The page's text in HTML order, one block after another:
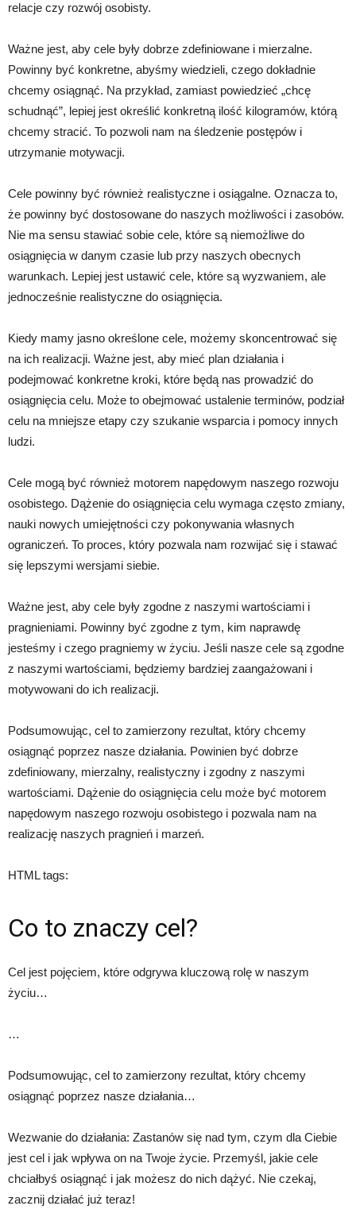
relacje czy rozwój osobisty.
Ważne jest, aby cele były dobrze zdefiniowane i mierzalne.
Powinny być konkretne, abyśmy wiedzieli, czego dokładnie
chcemy osiągnąć. Na przykład, zamiast powiedzieć „chcę
schudnąć”, lepiej jest określić konkretną ilość kilogramów, którą
chcemy stracić. To pozwoli nam na śledzenie postępów i
utrzymanie motywacji.
Cele powinny być również realistyczne i osiągalne. Oznacza to,
że powinny być dostosowane do naszych możliwości i zasobów.
Nie ma sensu stawiać sobie cele, które są niemożliwe do
osiągnięcia w danym czasie lub przy naszych obecnych
warunkach. Lepiej jest ustawić cele, które są wyzwaniem, ale
jednocześnie realistyczne do osiągnięcia.
Kiedy mamy jasno określone cele, możemy skoncentrować się
na ich realizacji. Ważne jest, aby mieć plan działania i
podejmować konkretne kroki, które będą nas prowadzić do
osiągnięcia celu. Może to obejmować ustalenie terminów, podział
celu na mniejsze etapy czy szukanie wsparcia i pomocy innych
ludzi.
Cele mogą być również motorem napędowym naszego rozwoju
osobistego. Dążenie do osiągnięcia celu wymaga często zmiany,
nauki nowych umiejętności czy pokonywania własnych
ograniczeń. To proces, który pozwala nam rozwijać się i stawać
się lepszymi wersjami siebie.
Ważne jest, aby cele były zgodne z naszymi wartościami i
pragnieniami. Powinny być zgodne z tym, kim naprawdę
jesteśmy i czego pragniemy w życiu. Jeśli nasze cele są zgodne
z naszymi wartościami, będziemy bardziej zaangażowani i
motywowani do ich realizacji.
Podsumowując, cel to zamierzony rezultat, który chcemy
osiągnąć poprzez nasze działania. Powinien być dobrze
zdefiniowany, mierzalny, realistyczny i zgodny z naszymi
wartościami. Dążenie do osiągnięcia celu może być motorem
napędowym naszego rozwoju osobistego i pozwala nam na
realizację naszych pragnień i marzeń.
HTML tags:
Co to znaczy cel?
Cel jest pojęciem, które odgrywa kluczową rolę w naszym
życiu…
…
Podsumowując, cel to zamierzony rezultat, który chcemy
osiągnąć poprzez nasze działania…
Wezwanie do działania: Zastanów się nad tym, czym dla Ciebie
jest cel i jak wpływa on na Twoje życie. Przemyśl, jakie cele
chciałbyś osiągnąć i jak możesz do nich dążyć. Nie czekaj,
zacznij działać już teraz!